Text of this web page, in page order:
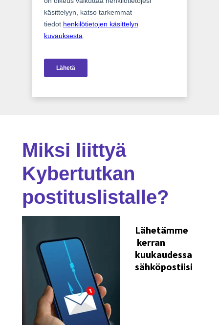
Miksi liittyä
Kybertutkan
postituslistalle?
Lähetämme
kerran
kuukaudessa
sähköpostiisi